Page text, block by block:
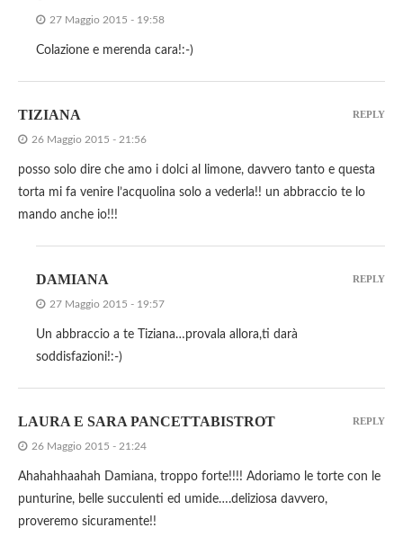
27 Maggio 2015 - 19:58
Colazione e merenda cara!:-)
TIZIANA
26 Maggio 2015 - 21:56
posso solo dire che amo i dolci al limone, davvero tanto e questa
torta mi fa venire l’acquolina solo a vederla!! un abbraccio te lo
mando anche io!!!
REPLY
DAMIANA
27 Maggio 2015 - 19:57
Un abbraccio a te Tiziana…provala allora,ti darà
soddisfazioni!:-)
REPLY
LAURA E SARA PANCETTABISTROT
26 Maggio 2015 - 21:24
Ahahahhaahah Damiana, troppo forte!!!! Adoriamo le torte con le
punturine, belle succulenti ed umide….deliziosa davvero,
proveremo sicuramente!!
REPLY